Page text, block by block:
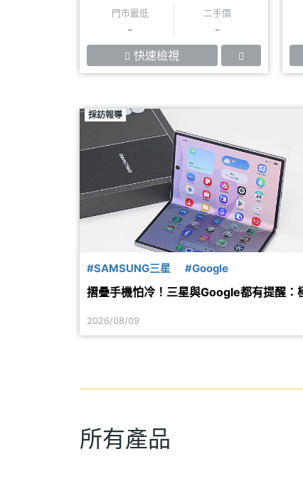
門市最低
-
二手價
-
快速檢視
採訪報導
#SAMSUNG三星 #Google
摺疊手機怕冷！三星與Google都有提醒：
2026/08/09
所有產品